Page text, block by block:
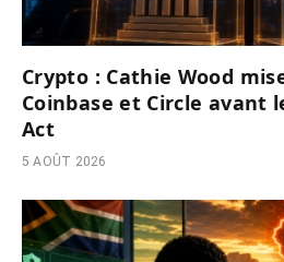
Crypto : Cathie Wood
Coinbase et Circle avant
Act
5 AOÛT 2026